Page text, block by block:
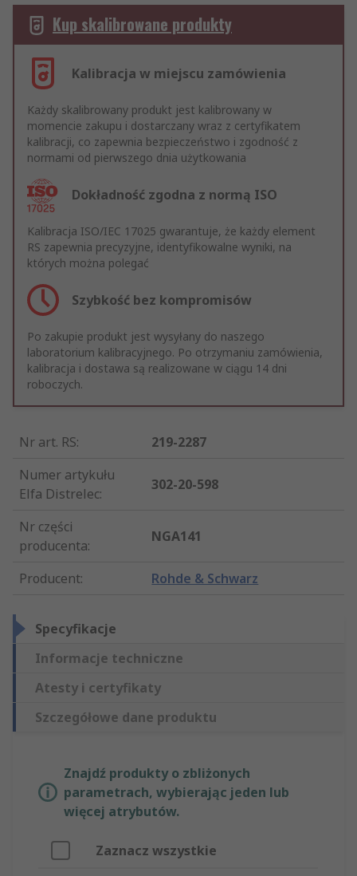
Kup skalibrowane produkty
Kalibracja w miejscu zamówienia
Każdy skalibrowany produkt jest kalibrowany w
momencie zakupu i dostarczany wraz z certyfikatem
kalibracji, co zapewnia bezpieczeństwo i zgodność z
normami od pierwszego dnia użytkowania
Dokładność zgodna z normą ISO
Kalibracja ISO/IEC 17025 gwarantuje, że każdy element
RS zapewnia precyzyjne, identyfikowalne wyniki, na
których można polegać
Szybkość bez kompromisów
Po zakupie produkt jest wysyłany do naszego
laboratorium kalibracyjnego. Po otrzymaniu zamówienia,
kalibracja i dostawa są realizowane w ciągu 14 dni
roboczych.
Nr art. RS:
219-2287
Numer artykułu
Elfa Distrelec:
302-20-598
Nr części
producenta:
NGA141
Producent: Rohde & Schwarz
Specyfikacje
Informacje techniczne
Atesty i certyfikaty
Szczegółowe dane produktu
Znajdź produkty o zbliżonych
parametrach, wybierając jeden lub
więcej atrybutów.
Zaznacz wszystkie